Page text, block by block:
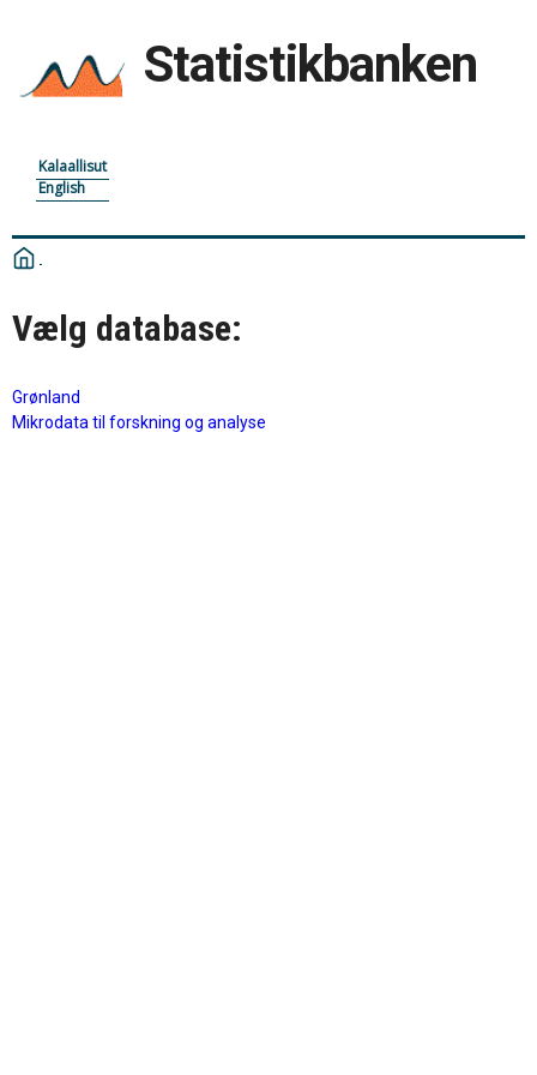
Statistikbanken
Kalaallisut
English
Vælg database:
Grønland
Mikrodata til forskning og analyse